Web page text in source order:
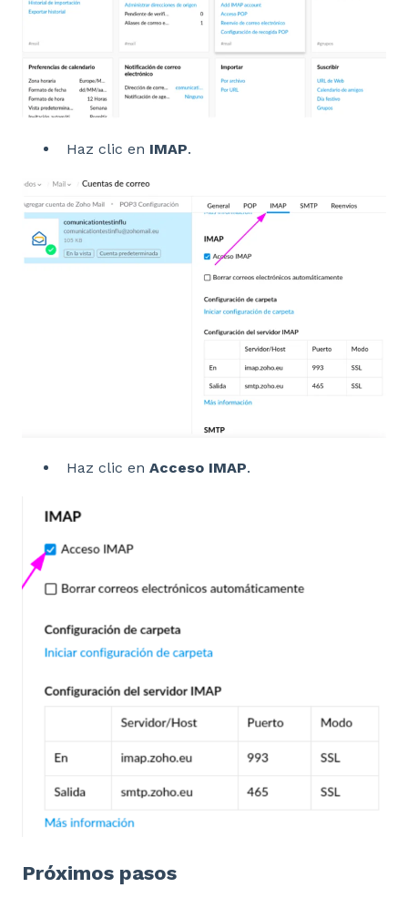
Haz clic en IMAP.
Haz clic en Acceso IMAP.
Próximos pasos